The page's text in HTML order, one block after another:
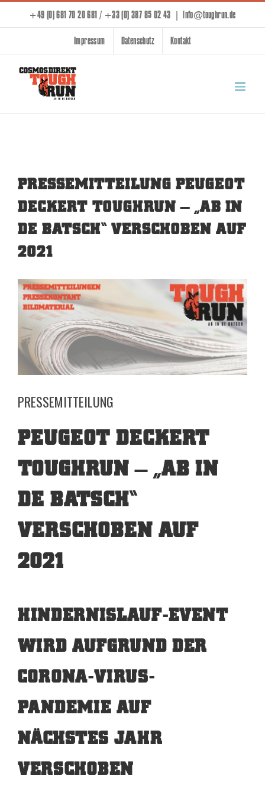
content
+49 (0) 681 70 20 681 / +33 (0) 387 85 02 43 | info@toughrun.de
Impressum Datenschutz Kontakt
PRESSEMITTEILUNG PEUGEOT
DECKERT TOUGHRUN – „AB IN
DE BATSCH“ VERSCHOBEN AUF
2021
View
Larger
Image
PRESSEMITTEILUNG
PEUGEOT DECKERT
TOUGHRUN – „AB IN
DE BATSCH“
VERSCHOBEN AUF
2021
HINDERNISLAUF-EVENT
WIRD AUFGRUND DER
CORONA-VIRUS-
PANDEMIE AUF
NÄCHSTES JAHR
VERSCHOBEN